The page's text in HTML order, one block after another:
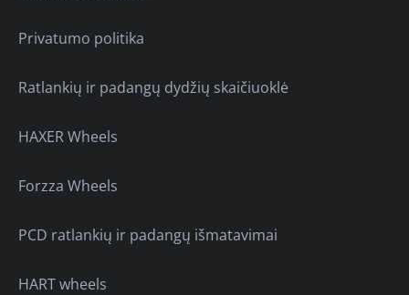
Privatumo politika
Ratlankių ir padangų dydžių skaičiuoklė
HAXER Wheels
Forzza Wheels
PCD ratlankių ir padangų išmatavimai
HART wheels